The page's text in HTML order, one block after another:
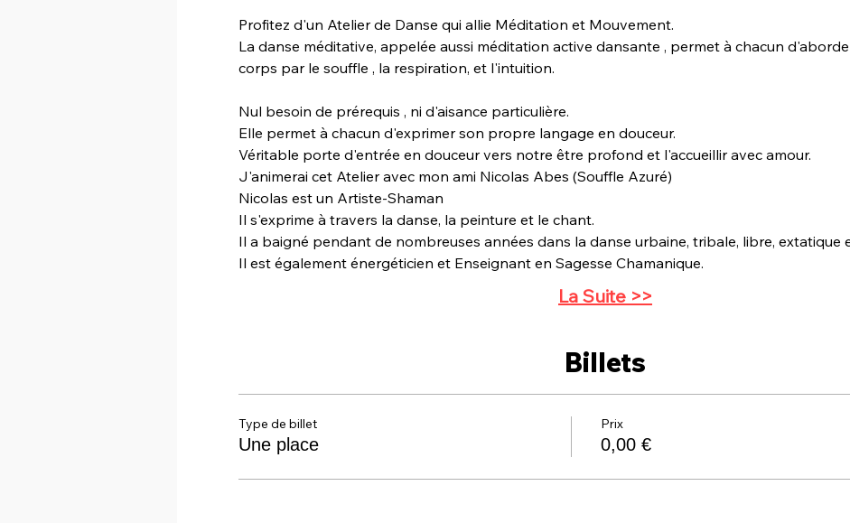
Profitez d'un Atelier de Danse qui allie Méditation et Mouvement.
La danse méditative, appelée aussi méditation active dansante , permet à chacun
corps par le souffle , la respiration, et l'intuition.
Nul besoin de prérequis , ni d'aisance particulière.
Elle permet à chacun d'exprimer son propre langage en douceur.
Véritable porte d'entrée en douceur vers notre être profond et l'accueillir avec amour.
J'animerai cet Atelier avec mon ami Nicolas Abes (Souffle Azuré)
Nicolas est un Artiste-Shaman
Il s'exprime à travers la danse, la peinture et le chant.
Il a baigné pendant de nombreuses années dans la danse urbaine, tribale, libre, extatique
Il est également énergéticien et Enseignant en Sagesse Chamanique.
La Suite >>
Billets
Type de billet
Une place
Prix
0,00 €